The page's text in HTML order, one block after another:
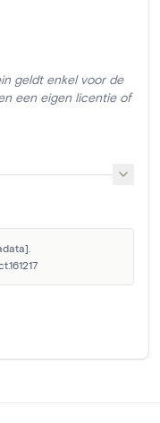
geldt enkel voor de
een eigen licentie of